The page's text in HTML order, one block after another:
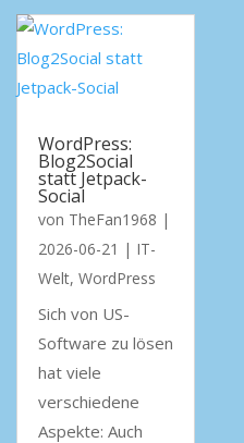
WordPress:
Blog2Social
statt Jetpack-
Social
von TheFan1968 |
2026-06-21 | IT-
Welt, WordPress
Sich von US-
Software zu lösen
hat viele
verschiedene
Aspekte: Auch